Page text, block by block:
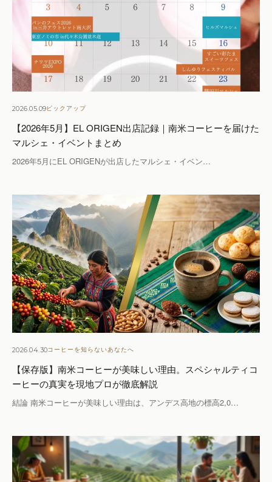
2026.05.09ピックアップ
【2026年5月】EL ORIGEN出店記録｜南米コーヒーを届けた
マルシェ・イベントまとめ
2026年5月にEL ORIGENが出店したマルシェ・イベン…
2026.04.30コーヒーを知らないあなたへ
【保存版】南米コーヒーが美味しい理由。スペシャルティコ
ーヒーの真実を現地プロが徹底解説
結論 南米コーヒーが美味しい理由は、アンデス高地の標高2,0…